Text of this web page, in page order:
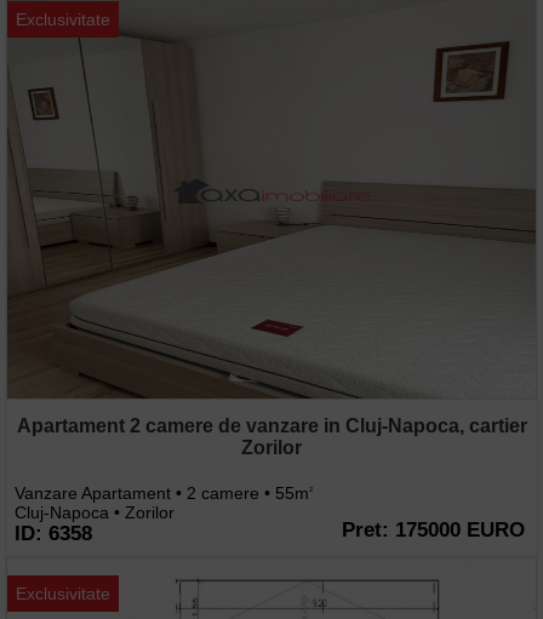
Exclusivitate
Apartament 2 camere de vanzare in Cluj-Napoca, cartier
Zorilor
Vanzare Apartament • 2 camere • 55m2
Cluj-Napoca • Zorilor
ID: 6358 Pret: 175000 EURO
Exclusivitate